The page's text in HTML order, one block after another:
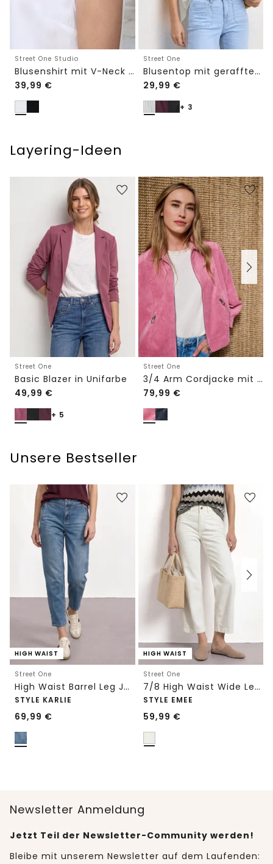
Street One Studio
Blusenshirt mit V-Neck und Spitze
39,99 €
Street One
Blusentop mit gerafftem Rundhals
29,99 €
+ 3
Layering-Ideen
Street One
Basic Blazer in Unifarbe
49,99 €
+ 5
Street One
3/4 Arm Cordjacke mit Hemdkragen
79,99 €
Unsere Bestseller
HIGH WAIST
Street One
High Waist Barrel Leg Jeans im Loose Fit
STYLE KARLIE
69,99 €
HIGH WAIST
Street One
7/8 High Waist Wide Leg Jeans im Loose Fit
STYLE EMEE
59,99 €
Newsletter Anmeldung
Jetzt Teil der Newsletter-Community werden!
Bleibe mit unserem Newsletter auf dem Laufenden: